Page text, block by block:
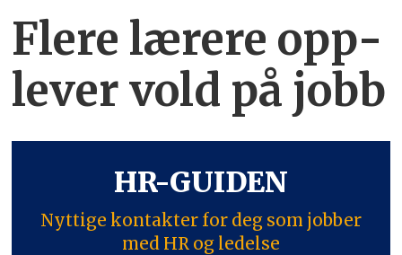
Flere lærere opp­
lever vold på jobb
HR-GUIDEN
Nyttige kontakter for deg som jobber
med HR og ledelse